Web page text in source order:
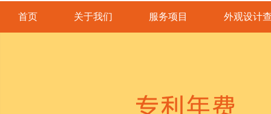
首页 关于我们 服务项目 外观设计